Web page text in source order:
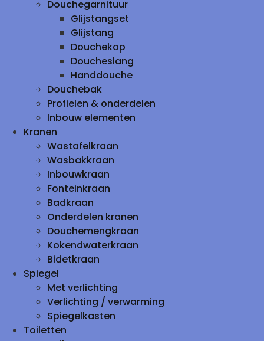
Douchegarnituur
Glijstangset
Glijstang
Douchekop
Doucheslang
Handdouche
Douchebak
Profielen & onderdelen
Inbouw elementen
Kranen
Wastafelkraan
Wasbakkraan
Inbouwkraan
Fonteinkraan
Badkraan
Onderdelen kranen
Douchemengkraan
Kokendwaterkraan
Bidetkraan
Spiegel
Met verlichting
Verlichting / verwarming
Spiegelkasten
Toiletten